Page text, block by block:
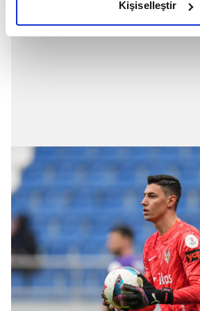
elimizden gelen çabayı gösterdiğimizi
Sizlere daha iyi bir hizmet
Sitemizde kendimize ve üçüncü
kullanılmaktadır. Bu çerezler
verileriniz işlenmekte olup gerekli olan
toplumu hizmetlerinin sunulması
kullanılmaktadır. Diğer çerezler,
kılınması ve kişiselleştirilmesi ve
reklam/pazarlama faaliyetlerinin
sınırlı olarak açık rızanız dahilinde
Kişiselleştir